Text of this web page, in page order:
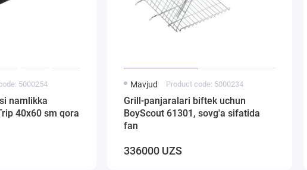
5000254
namlikka
40х60 sm qora
Mavjud Product code: 5000234
Grill-panjaralari biftek uchun
BoyScout 61301, sovg'a sifatida
fan
336000 UZS